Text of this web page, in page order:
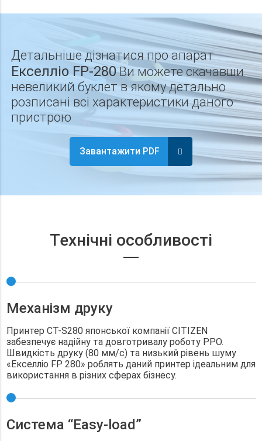
Детальніше дізнатися про апарат
Екселліо FP-280Ви можете скачавши
невеликий буклет в якому детально
розписані всі характеристики даного
пристрою
Завантажити PDF
Технічні особливості
Механізм друку
Принтер CT-S280 японської компанії CITIZEN
забезпечує надійну та довготривалу роботу РРО.
Швидкість друку (80 мм/с) та низький рівень шуму
«Екселліо FP 280» роблять даний принтер ідеальним для
використання в різних сферах бізнесу.
Система “Easy-load”